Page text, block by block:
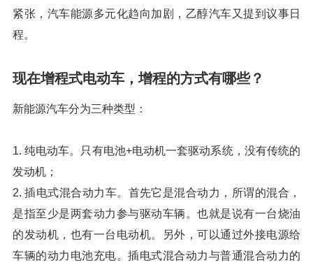
紧张，汽车能源多元化趋向加剧，乙醇汽车又提到议事日
程。
现在增程式电动车，增程的方式有哪些？
新能源汽车分为三种类型：
1. 纯电动车。只有电池+电动机一套驱动系统，没有传统的
发动机；
2. 插电式混合动力车。首先它是混合动力，所谓的混合，
是指至少是两套动力参与驱动车辆。也就是说有一台烧油
的发动机，也有一台电动机。另外，可以通过外接电源给
车辆的动力电池充电。插电式混合动力与普通混合动力的